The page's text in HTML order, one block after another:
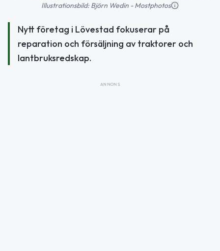
Illustrationsbild: Björn Wedin - Mostphotos
Nytt företag i Lövestad fokuserar på
reparation och försäljning av traktorer och
lantbruksredskap.
ANNONS